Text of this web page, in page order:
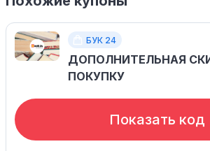
БУК 24
ДОПОЛНИТЕЛЬНАЯ
ПОКУПКУ
Показать код